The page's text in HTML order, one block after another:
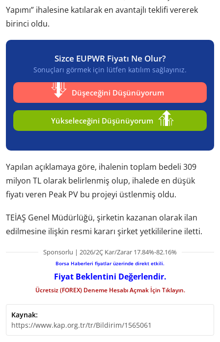
Yapımı” ihalesine katılarak en avantajlı teklifi vererek
birinci oldu.
Sizce EUPWR Fiyatı Ne Olur?
Sonuçları görmek için lütfen katılım sağlayınız.
Düşeceğini Düşünüyorum
Yükseleceğini Düşünüyorum
Yapılan açıklamaya göre, ihalenin toplam bedeli 309
milyon TL olarak belirlenmiş olup, ihalede en düşük
fiyatı veren Peak PV bu projeyi üstlenmiş oldu.
TEİAŞ Genel Müdürlüğü, şirketin kazanan olarak ilan
edilmesine ilişkin resmi kararı şirket yetkililerine iletti.
Sponsorlu | 2026/2Ç Kar/Zarar 17.84%-82.16%
Borsa Haberleri fiyatlar üzerinde direkt etkili.
Fiyat Beklentini Değerlendir.
Ücretsiz (FOREX) Deneme Hesabı Açmak İçin Tıklayın.
Kaynak:
https://www.kap.org.tr/tr/Bildirim/1565061